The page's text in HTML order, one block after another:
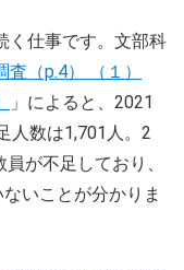
く仕事です。文部科
（p.4） （１）
」によると、2021
人数は1,701人。2
が不足しており、
いことが分かりま